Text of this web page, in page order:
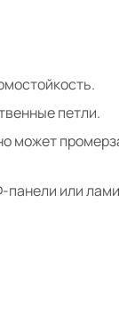
петли.
может
или